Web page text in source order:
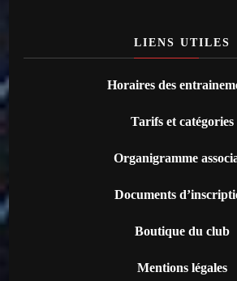
LIENS UTILES
Horaires des
Tarifs et catégories
Organigramme
Documents
Boutique du club
Mentions légales